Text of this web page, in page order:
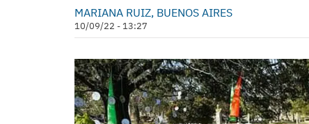
MARIANA RUIZ, BUENOS AIRES
10/09/22 - 13:27